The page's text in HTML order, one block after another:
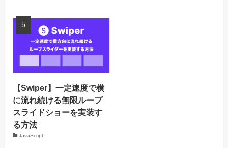
【Swiper】一定速度で横
に流れ続ける無限ループ
スライドショーを実装す
る方法
JavaScript